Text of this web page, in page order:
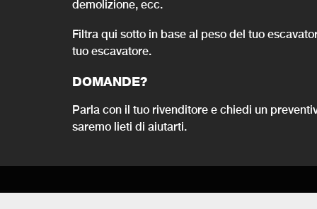
demolizione, ecc.
Filtra qui sotto in base al peso del tuo
tuo escavatore.
DOMANDE?
Parla con il tuo rivenditore e chiedi un
saremo lieti di aiutarti.